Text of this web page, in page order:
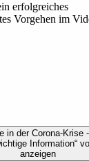
erfolgreiches
Vorgehen im
in der Corona-Krise
Information“
anzeigen